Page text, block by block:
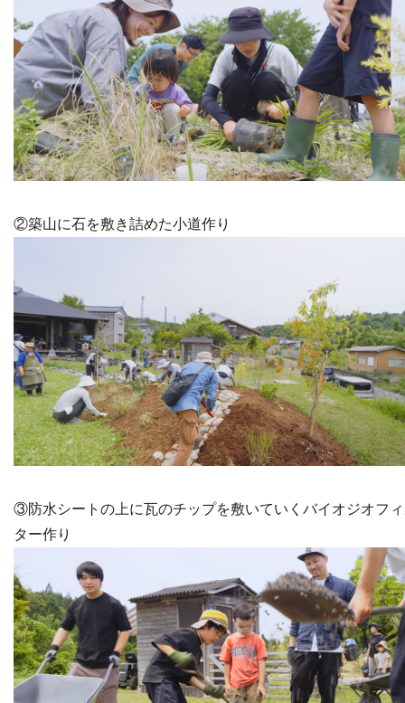
②築山に石を敷き詰めた小道作り
③防水シートの上に瓦のチップを敷いていくバイオジオフ
ター作り